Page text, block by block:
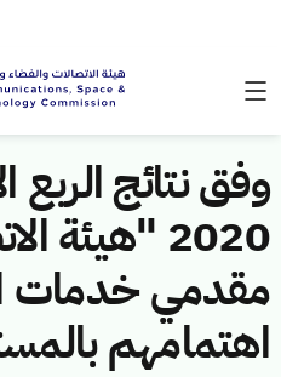
وفق نتائج الربع
2020
مقدمي خدمات
اهتمامهم